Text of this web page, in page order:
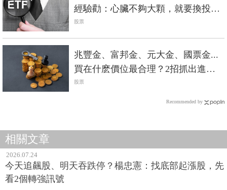
經驗勸：心臟不夠大顆，就要換投資
方法
股票
兆豐金、富邦金、元大金、國票金...
買在什麽價位最合理？2招抓出進場
甜美價
股票
Recommended by
相關文章
2026.07.24
今天追飆股、明天吞跌停？楊忠憲：找底部起漲股，先
看2個轉強訊號